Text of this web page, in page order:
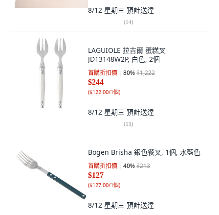
8/12 星期三 預計送達
(14)
LAGUIOLE 拉吉爾 蛋糕叉
JD13148W2P, 白色, 2個
首購折扣價 80%$1,222
$244
($122.00/1個)
8/12 星期三 預計送達
(13)
Bogen Brisha 銀色餐叉, 1個, 水藍色
首購折扣價 40%$213
$127
($127.00/1個)
8/12 星期三 預計送達